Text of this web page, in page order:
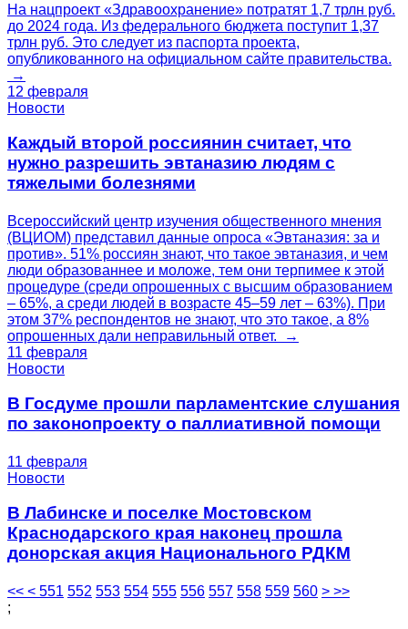
На нацпроект «Здравоохранение» потратят 1,7 трлн руб.
до 2024 года. Из федерального бюджета поступит 1,37
трлн руб. Это следует из паспорта проекта,
опубликованного на официальном сайте правительства.
→
12 февраля
Новости
Каждый второй россиянин считает, что
нужно разрешить эвтаназию людям с
тяжелыми болезнями
Всероссийский центр изучения общественного мнения
(ВЦИОМ) представил данные опроса «Эвтаназия: за и
против». 51% россиян знают, что такое эвтаназия, и чем
люди образованнее и моложе, тем они терпимее к этой
процедуре (среди опрошенных с высшим образованием
– 65%, а среди людей в возрасте 45–59 лет – 63%). При
этом 37% респондентов не знают, что это такое, а 8%
опрошенных дали неправильный ответ. →
11 февраля
Новости
В Госдуме прошли парламентские слушания
по законопроекту о паллиативной помощи
11 февраля
Новости
В Лабинске и поселке Мостовском
Краснодарского края наконец прошла
донорская акция Национального РДКМ
<< < 551 552 553 554 555 556 557 558 559 560 > >>
;